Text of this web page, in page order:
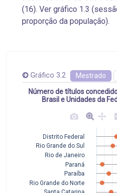
(16). Ver gráfico 1.3
proporção da população).
Gráfico 3.2 Mestrado
Número de títulos
Brasil e Unidades da
Rio Grande do Norte
Paraíba
Paraná
Rio de Janeiro
Rio Grande do Sul
Distrito Federal